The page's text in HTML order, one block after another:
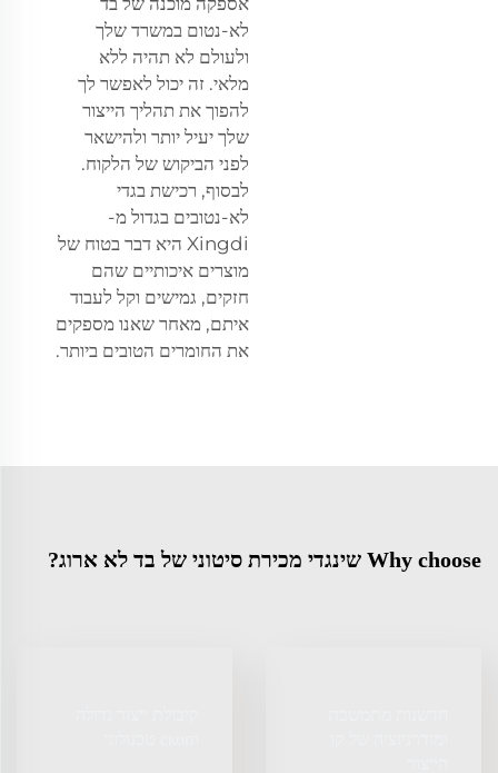
לא-נטום במשרד שלך
ולעולם לא תהיה ללא
מלאי. זה יכול לאפשר לך
להפוך את תהליך הייצור
שלך יעיל יותר ולהישאר
לפני הביקוש של הלקוח.
לבסוף, רכישת בגדי
לא-נטובים בגדול מ-
Xingdi היא דבר בטוח של
מוצרים איכותיים שהם
חזקים, גמישים וקל לעבוד
איתם, מאחר שאנו מספקים
את החומרים הטובים ביותר.
Why choose שינגדי מכירת סיטוני של בד לא ארוג?